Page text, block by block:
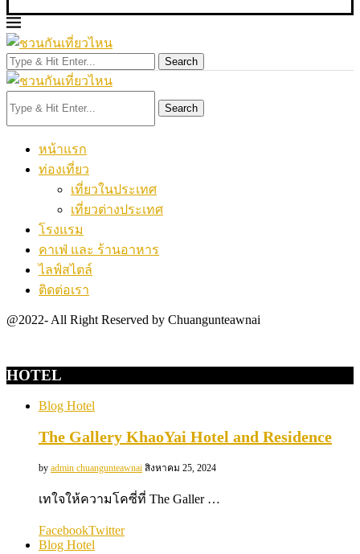
Search
Search
หน้าแรก
ท่องเที่ยว
เที่ยวในประเทศ
เที่ยวต่างประเทศ
โรงแรม
คาเฟ่ และ ร้านอาหาร
ไลฟ์สไตล์
ติดต่อเรา
@2022- All Right Reserved by Chuangunteawnai
HOTEL
Blog Hotel
The Gallery KhaoYai Hotel and Residence
by admin chuangunteawnai สิงหาคม 25, 2024
เทใจให้ความโคซี่ที่ The Galler …
FacebookTwitter
Blog Hotel